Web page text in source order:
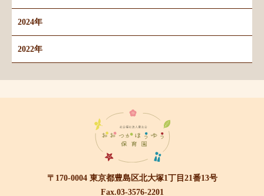
2024年
2022年
〒170-0004 東京都豊島区北大塚1丁目21番13号
Fax.03-3576-2201